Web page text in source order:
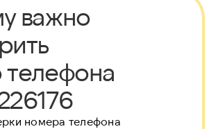
важно
номера телефона